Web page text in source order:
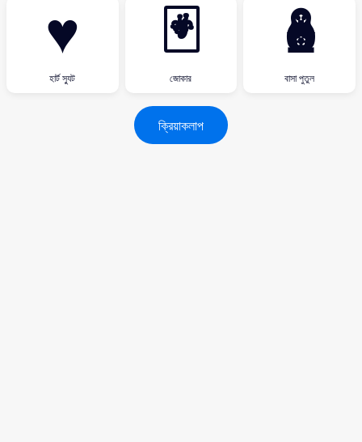
♥
হার্ট স্যুট
🃏
জোকার
🪆
বাসা পুতুল
ক্রিয়াকলাপ